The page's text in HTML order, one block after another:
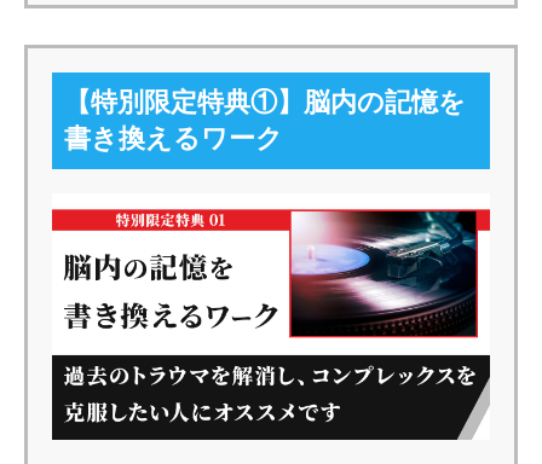
【特別限定特典①】脳内の記憶を
書き換えるワーク